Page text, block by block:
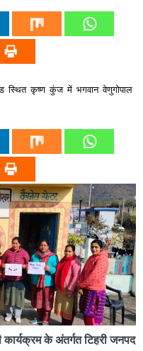
कृष्ण कुंज में भगवान वेणुगोपाल
कार्यक्रम के अंतर्गत टिहरी जनपद